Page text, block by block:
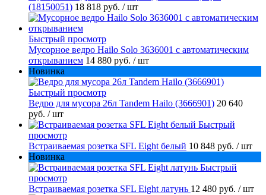
(18150051) 18 818 руб. / шт
Быстрый просмотр
Мусорное ведро Hailo Solo 3636001 с автоматическим
открыванием 14 880 руб. / шт
Новинка
Быстрый просмотр
Ведро для мусора 26л Tandem Hailo (3666901) 20 640
руб. / шт
Быстрый
просмотр
Встраиваемая розетка SFL Eight белый 10 848 руб. / шт
Новинка
Быстрый
просмотр
Встраиваемая розетка SFL Eight латунь 12 480 руб. / шт